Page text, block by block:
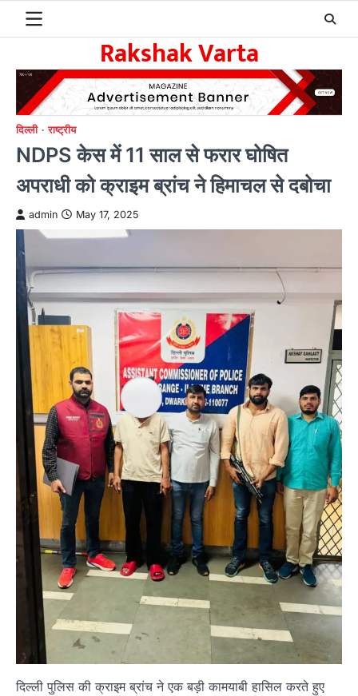
Rakshak Varta
दिल्ली राष्ट्रीय
NDPS केस में 11 साल से फरार घोषित
अपराधी को क्राइम ब्रांच ने हिमाचल से दबोचा
admin May 17, 2025
दिल्ली पुलिस की क्राइम ब्रांच ने एक बड़ी कामयाबी हासिल करते हुए